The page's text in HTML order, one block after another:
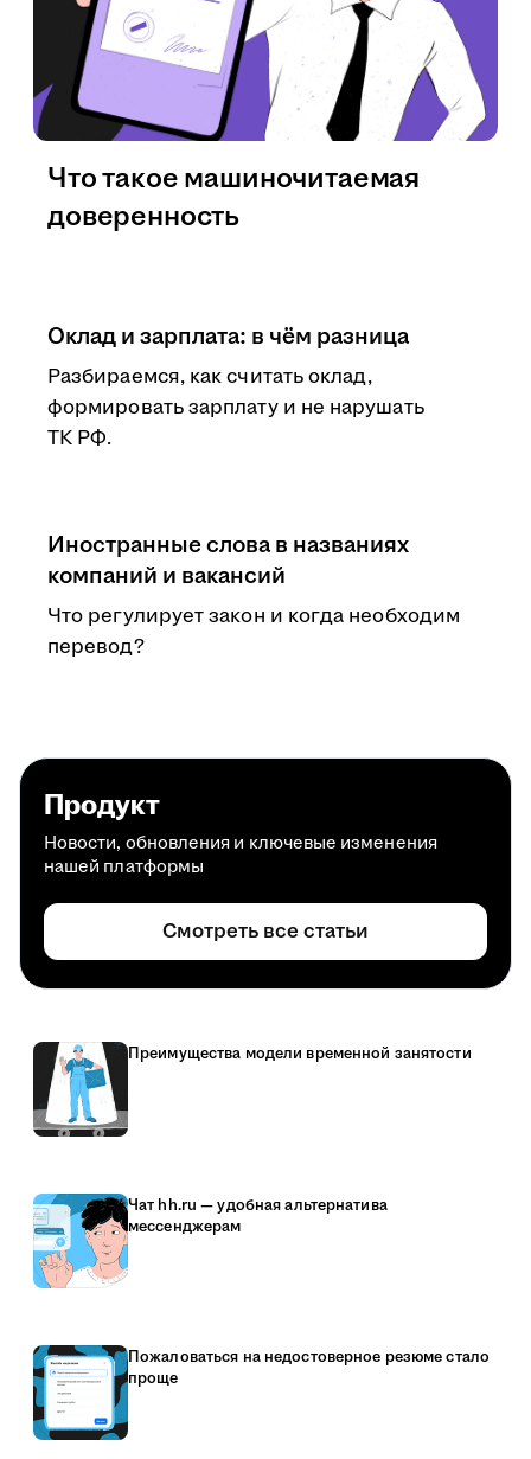
Оклад и зарплата: в чём разница
Разбираемся, как считать оклад,
формировать зарплату и не нарушать
ТК РФ.
Иностранные слова в названиях
компаний и вакансий
Что регулирует закон и когда необходим
перевод?
Что такое машиночитаемая
доверенность
Продукт
Новости, обновления и ключевые изменения
нашей платформы
Смотреть все статьи
Преимущества модели временной занятости
Чат hh.ru — удобная альтернатива
мессенджерам
Пожаловаться на недостоверное резюме стало
проще